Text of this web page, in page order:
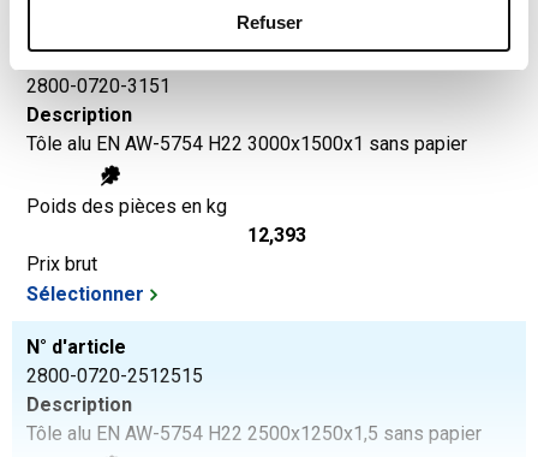
Refuser
N° d'article
2800-0720-3151
Description
Tôle alu EN AW-5754 H22 3000x1500x1 sans papier
Poids des pièces en kg
12,393
Prix brut
Sélectionner
N° d'article
2800-0720-2512515
Description
Tôle alu EN AW-5754 H22 2500x1250x1,5 sans papier